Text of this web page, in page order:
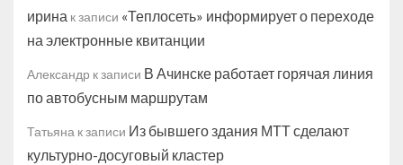
ирина к записи «Теплосеть» информирует о переходе
на электронные квитанции
Александр к записи В Ачинске работает горячая линия
по автобусным маршрутам
Татьяна к записи Из бывшего здания МТТ сделают
культурно-досуговый кластер